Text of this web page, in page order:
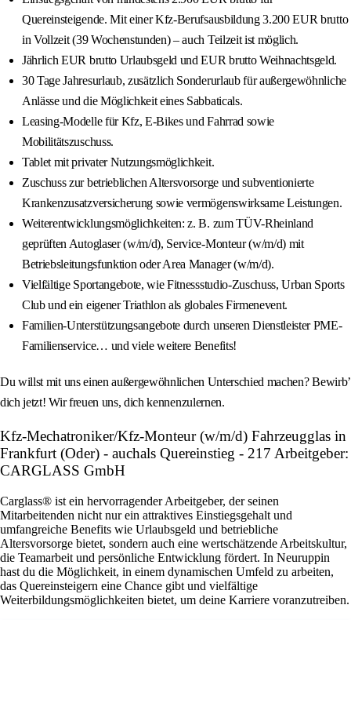
Quereinsteigende. Mit einer Kfz-Berufsausbildung 3.200 EUR brutto
in Vollzeit (39 Wochenstunden) – auch Teilzeit ist möglich.
Jährlich EUR brutto Urlaubsgeld und EUR brutto Weihnachtsgeld.
30 Tage Jahresurlaub, zusätzlich Sonderurlaub für außergewöhnliche
Anlässe und die Möglichkeit eines Sabbaticals.
Leasing-Modelle für Kfz, E-Bikes und Fahrrad sowie
Mobilitätszuschuss.
Tablet mit privater Nutzungsmöglichkeit.
Zuschuss zur betrieblichen Altersvorsorge und subventionierte
Krankenzusatzversicherung sowie vermögenswirksame Leistungen.
Weiterentwicklungsmöglichkeiten: z. B. zum TÜV-Rheinland
geprüften Autoglaser (w/m/d), Service-Monteur (w/m/d) mit
Betriebsleitungsfunktion oder Area Manager (w/m/d).
Vielfältige Sportangebote, wie Fitnessstudio-Zuschuss, Urban Sports
Club und ein eigener Triathlon als globales Firmenevent.
Familien-Unterstützungsangebote durch unseren Dienstleister PME-
Familienservice… und viele weitere Benefits!
Du willst mit uns einen außergewöhnlichen Unterschied machen? Bewirb’
dich jetzt! Wir freuen uns, dich kennenzulernen.
Kfz-Mechatroniker/Kfz-Monteur (w/m/d) Fahrzeugglas in
Frankfurt (Oder) - auchals Quereinstieg - 217 Arbeitgeber:
CARGLASS GmbH
Carglass® ist ein hervorragender Arbeitgeber, der seinen
Mitarbeitenden nicht nur ein attraktives Einstiegsgehalt und
umfangreiche Benefits wie Urlaubsgeld und betriebliche
Altersvorsorge bietet, sondern auch eine wertschätzende Arbeitskultur,
die Teamarbeit und persönliche Entwicklung fördert. In Neuruppin
hast du die Möglichkeit, in einem dynamischen Umfeld zu arbeiten,
das Quereinsteigern eine Chance gibt und vielfältige
Weiterbildungsmöglichkeiten bietet, um deine Karriere voranzutreiben.